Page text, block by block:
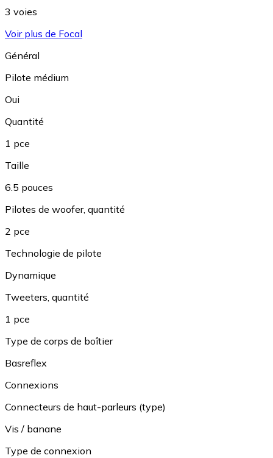
3 voies
Voir plus de Focal
Général
Pilote médium
Oui
Quantité
1 pce
Taille
6.5 pouces
Pilotes de woofer, quantité
2 pce
Technologie de pilote
Dynamique
Tweeters, quantité
1 pce
Type de corps de boîtier
Basreflex
Connexions
Connecteurs de haut-parleurs (type)
Vis / banane
Type de connexion